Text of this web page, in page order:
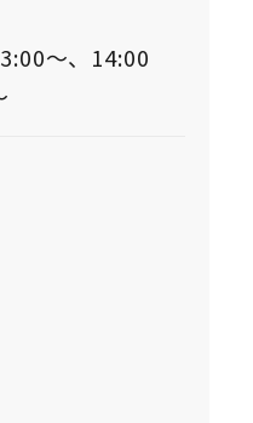
～、14:00